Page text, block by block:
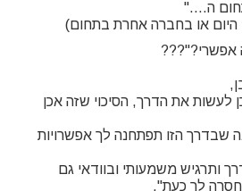
או בחברה אחרת בתחום)
אפשרי?"???
לעשות את הדרך, הסיכוי שזה אכן
שבדרך הזו תפתחנה לך אפשרויות
ותרגיש משמעותי ובוודאי גם
לך כעת".